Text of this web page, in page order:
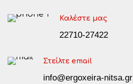
Καλέστε μας
22710-27422
Στείλτε email
info@ergoxeira-nitsa.gr